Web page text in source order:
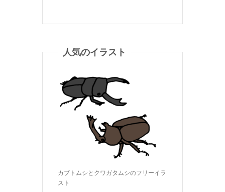
人気のイラスト
カブトムシとクワガタムシのフリーイラ
スト